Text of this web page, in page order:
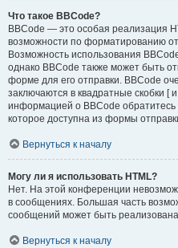
Что такое BBCode?
BBCode — это особая реализация
возможности по форматированию
Возможность использования
однако BBCode также может быть
форме для его отправки. BBCode
заключаются в квадратные скобки [
информацией о BBCode обратитесь
которое доступна из формы
Вернуться к началу
Могу ли я использовать HTML?
Нет. На этой конференции
в сообщениях. Большая часть
сообщений может быть
Вернуться к началу